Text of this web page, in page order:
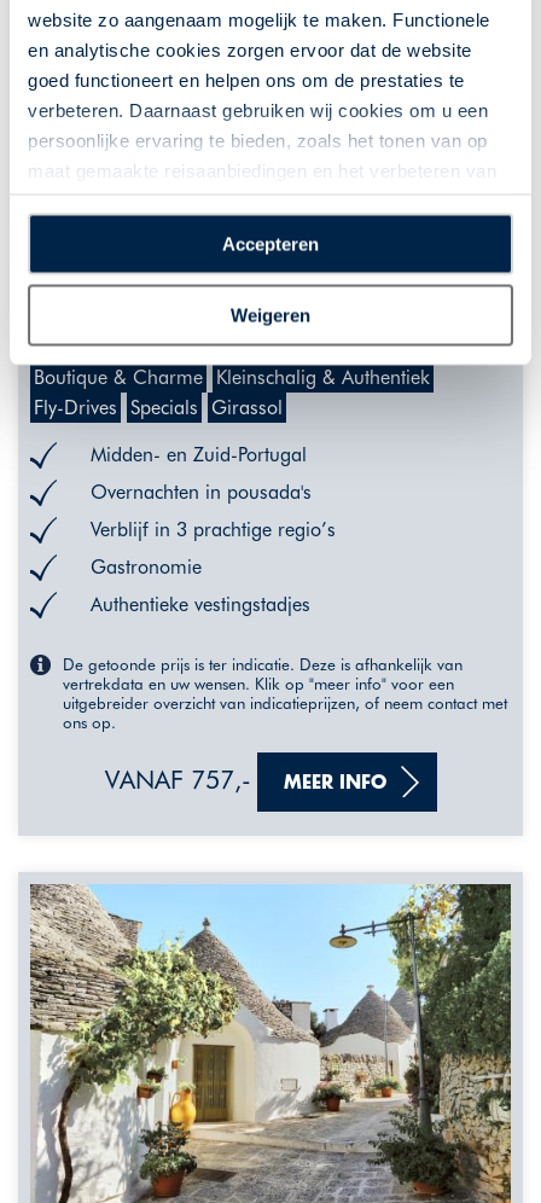
website zo aangenaam mogelijk te maken. Functionele
en analytische cookies zorgen ervoor dat de website
goed functioneert en helpen ons om de prestaties te
verbeteren. Daarnaast gebruiken wij cookies om u een
persoonlijke ervaring te bieden, zoals het tonen van op
maat gemaakte reisaanbiedingen en het verbeteren van
plaatsen van alle hierboven beschreven cookies en
technologieën, waarmee persoonlijke gegevens kunnen
worden verzameld. Indien u kiest voor “Weigeren”
plaatsen wij enkel functionele cookies, en zal er geen
sprake zijn van gepersonaliseerde content.
Accepteren
Weigeren
rondreis door Midden- en Zuid-
Portugal
Boutique & Charme
Kleinschalig & Authentiek
Fly-Drives
Specials Girassol
Midden- en Zuid-Portugal
Overnachten in pousada's
Verblijf in 3 prachtige regio’s
Gastronomie
Authentieke vestingstadjes
De getoonde prijs is ter indicatie. Deze is afhankelijk van
vertrekdata en uw wensen. Klik op "meer info" voor een
uitgebreider overzicht van indicatieprijzen, of neem contact met
ons op.
VANAF 757,- MEER INFO